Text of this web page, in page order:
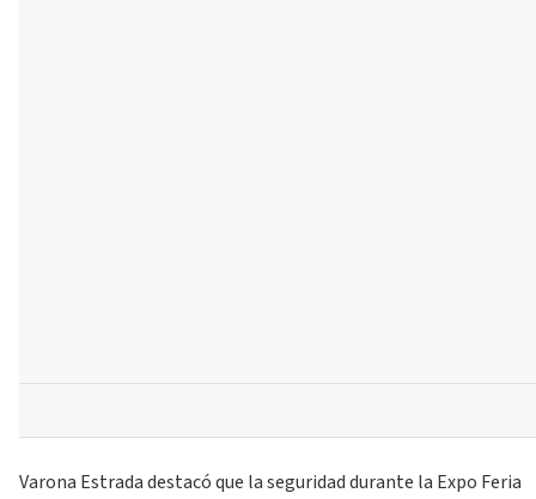
Varona Estrada destacó que la seguridad durante la Expo Feria